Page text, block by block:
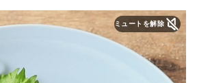
ミュートを解除